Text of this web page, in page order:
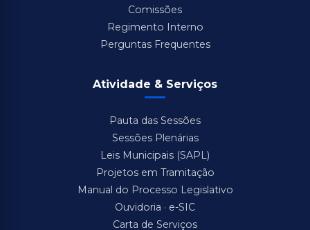
Comissões
Regimento Interno
Perguntas Frequentes
Atividade & Serviços
Pauta das Sessões
Sessões Plenárias
Leis Municipais (SAPL)
Projetos em Tramitação
Manual do Processo Legislativo
Ouvidoria · e-SIC
Carta de Serviços